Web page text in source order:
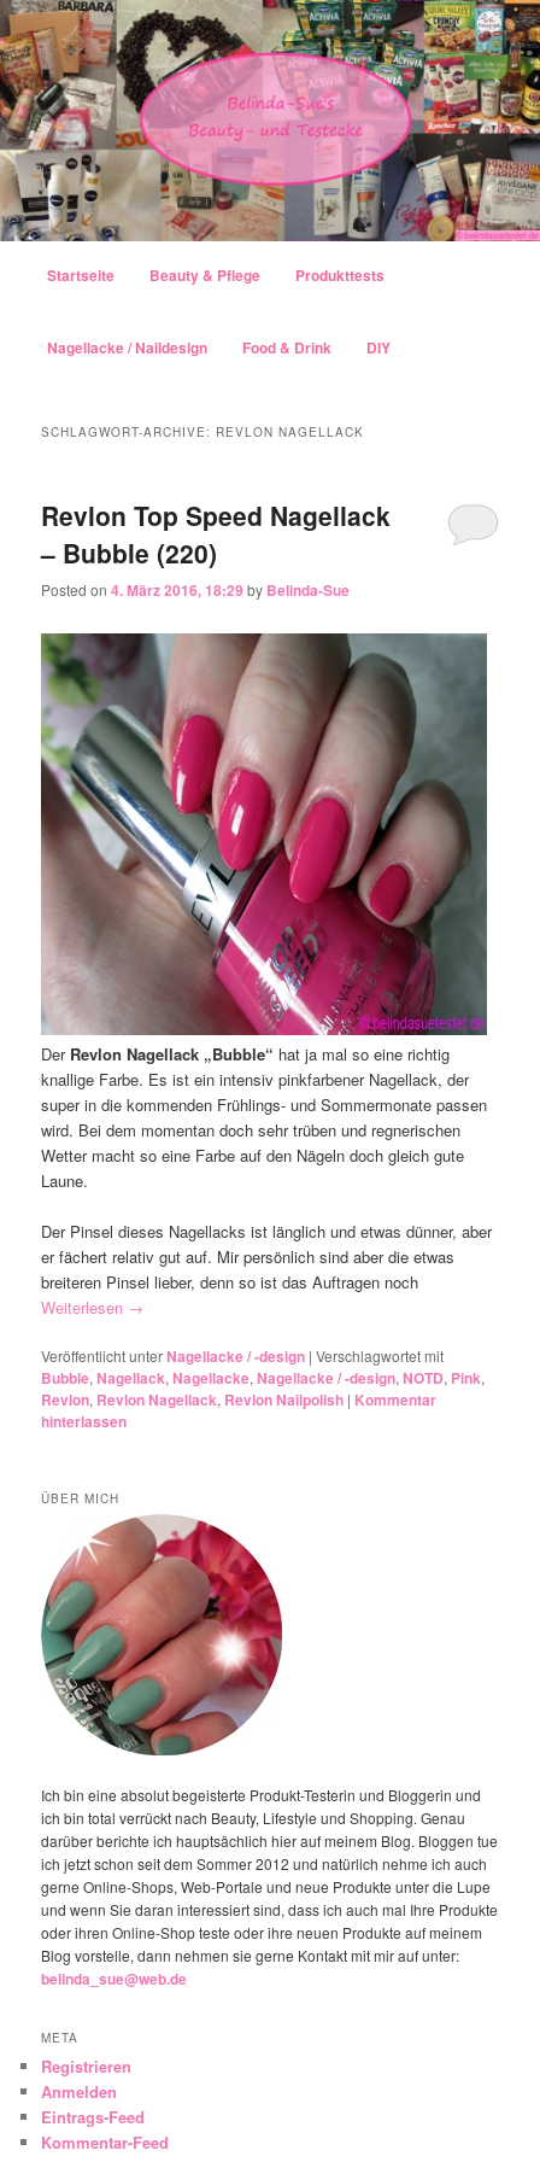
Zum Inhalt wechseln
Zum sekundären Inhalt wechseln
Startseite Beauty & Pflege Produkttests
Nagellacke / Naildesign Food & Drink DIY
SCHLAGWORT-ARCHIVE: REVLON NAGELLACK
Revlon Top Speed Nagellack
– Bubble (220)
Posted on4. März 2016, 18:29 by Belinda-Sue
Der Revlon Nagellack „Bubble“ hat ja mal so eine richtig
knallige Farbe. Es ist ein intensiv pinkfarbener Nagellack, der
super in die kommenden Frühlings- und Sommermonate passen
wird. Bei dem momentan doch sehr trüben und regnerischen
Wetter macht so eine Farbe auf den Nägeln doch gleich gute
Laune.
Der Pinsel dieses Nagellacks ist länglich und etwas dünner, aber
er fächert relativ gut auf. Mir persönlich sind aber die etwas
breiteren Pinsel lieber, denn so ist das Auftragen noch
Weiterlesen →
Veröffentlicht unterNagellacke / -design |Verschlagwortet mit
Bubble,Nagellack,Nagellacke,Nagellacke / -design,NOTD, Pink,
Revlon, Revlon Nagellack, Revlon Nailpolish | Kommentar
hinterlassen
ÜBER MICH
Ich bin eine absolut begeisterte Produkt-Testerin und Bloggerin und
ich bin total verrückt nach Beauty, Lifestyle und Shopping. Genau
darüber berichte ich hauptsächlich hier auf meinem Blog. Bloggen tue
ich jetzt schon seit dem Sommer 2012 und natürlich nehme ich auch
gerne Online-Shops, Web-Portale und neue Produkte unter die Lupe
und wenn Sie daran interessiert sind, dass ich auch mal Ihre Produkte
oder ihren Online-Shop teste oder ihre neuen Produkte auf meinem
Blog vorstelle, dann nehmen sie gerne Kontakt mit mir auf unter:
belinda_sue@web.de
META
Registrieren
Anmelden
Eintrags-Feed
Kommentar-Feed